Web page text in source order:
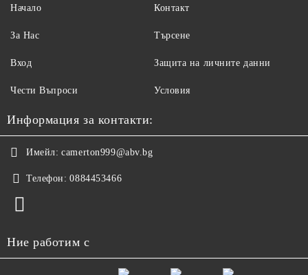
Начало
За Нас
Вход
Чести Въпроси
Контакт
Търсене
Защита на личните данни
Условия
Информация за контакти:
Имейл: camerton999@abv.bg
Телефон: 0884453466
Ние работим с